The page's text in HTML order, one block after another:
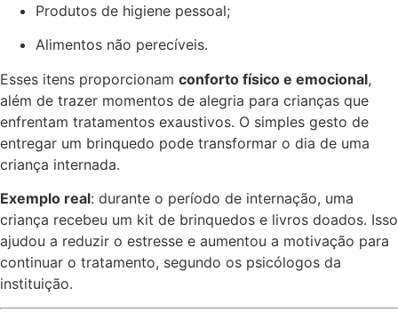
Produtos de higiene pessoal;
Alimentos não perecíveis.
Esses itens proporcionam conforto físico e emocional,
além de trazer momentos de alegria para crianças que
enfrentam tratamentos exaustivos. O simples gesto de
entregar um brinquedo pode transformar o dia de uma
criança internada.
Exemplo real: durante o período de internação, uma
criança recebeu um kit de brinquedos e livros doados. Isso
ajudou a reduzir o estresse e aumentou a motivação para
continuar o tratamento, segundo os psicólogos da
instituição.